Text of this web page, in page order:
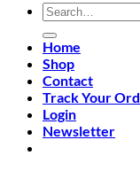
Search
for:
Home
Shop
Contact
Track Your
Login
Newsletter